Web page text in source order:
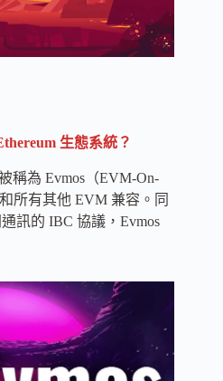
生態系統？
稱為 Evmos（EVM-On-
所有其他 EVM 兼容。同
訊的 IBC 協議，Evmos